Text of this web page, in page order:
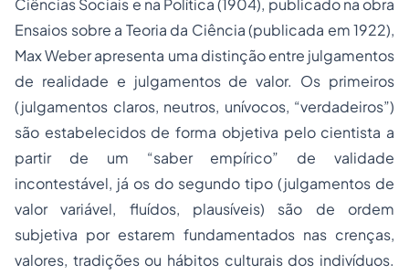
Ciências Sociais e na Política(1904), publicado na obra
Ensaios sobre a Teoria da Ciência(publicada em 1922),
Max Weber apresenta uma distinção entre julgamentos
de realidade e julgamentos de valor. Os primeiros
(julgamentos claros, neutros, unívocos, “verdadeiros”)
são estabelecidos de forma objetiva pelo cientista a
partir de um “saber empírico” de validade
incontestável, já os do segundo tipo (julgamentos de
valor variável, fluídos, plausíveis) são de ordem
subjetiva por estarem fundamentados nas crenças,
valores, tradições ou hábitos culturais dos indivíduos.